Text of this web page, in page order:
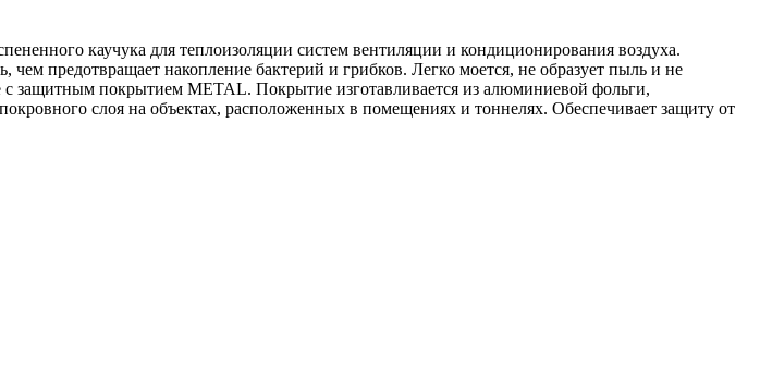
каучука для теплоизоляции систем вентиляции и кондиционирования воздуха.
чем предотвращает накопление бактерий и грибков. Легко моется, не образует пыль и не
защитным покрытием METAL. Покрытие изготавливается из алюминиевой фольги,
слоя на объектах, расположенных в помещениях и тоннелях. Обеспечивает защиту от